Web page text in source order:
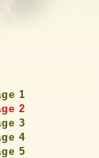
1
2
3
4
5